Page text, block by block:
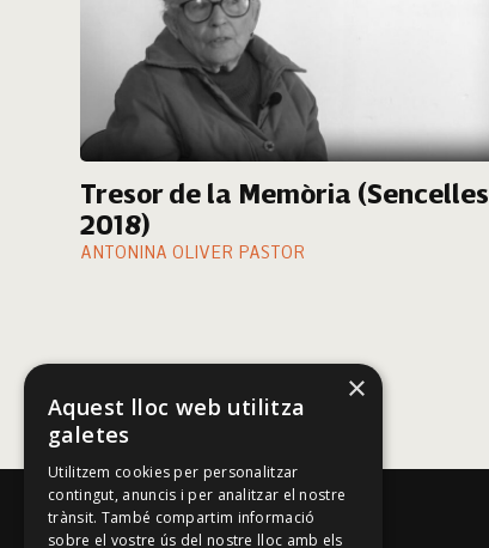
Tresor de la Memòria (Sencelles
2018)
ANTONINA OLIVER PASTOR
×
Aquest lloc web utilitza
galetes
Utilitzem cookies per personalitzar
contingut, anuncis i per analitzar el nostre
trànsit. També compartim informació
sobre el vostre ús del nostre lloc amb els